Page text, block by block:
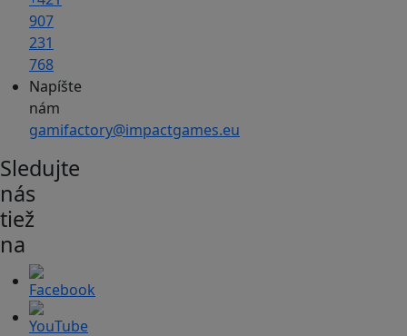
907
231
768
Napíšte
nám
gamifactory@impactgames.eu
Sledujte
nás
tiež
na